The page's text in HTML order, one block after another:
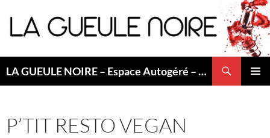
au
contenu
LA GUEULE NOIRE – Espace Autogéré – Saint Etienne
P’TIT RESTO VEGAN